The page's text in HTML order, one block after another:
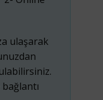
ulaşarak